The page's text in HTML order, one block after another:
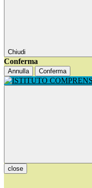
Chiudi
Conferma
Annulla Conferma
close